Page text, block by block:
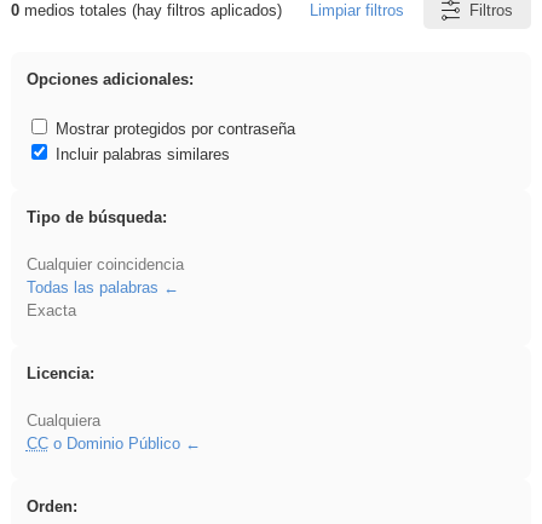
Resultados de: song
0medios totales (hay filtros aplicados) Limpiar filtros Filtros
Opciones adicionales:
Mostrar protegidos por contraseña
Incluir palabras similares
Tipo de búsqueda:
Cualquier coincidencia
Todas las palabras
Exacta
Licencia:
Cualquiera
CCo Dominio Público
Orden: